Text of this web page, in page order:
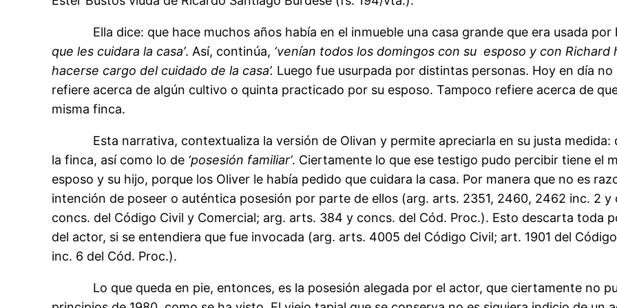
Ella dice: que hace muchos años había en el inmueble una casa grande que era usada por
que les cuidara la casa’. Así, continúa, ‘venían todos los domingos con su esposo y con
hacerse cargo del cuidado de la casa’. Luego fue usurpada por distintas personas. Hoy en día
refiere acerca de algún cultivo o quinta practicado por su esposo. Tampoco refiere acerca de
misma finca.
Esta narrativa, contextualiza la versión de Olivan y permite apreciarla en su justa medida:
la finca, así como lo de ‘posesión familiar’. Ciertamente lo que ese testigo pudo percibir tiene el
esposo y su hijo, porque los Oliver le había pedido que cuidara la casa. Por manera que no es
intención de poseer o auténtica posesión por parte de ellos (arg. arts. 2351, 2460, 2462 inc. 2 y
concs. del Código Civil y Comercial; arg. arts. 384 y concs. del Cód. Proc.). Esto descarta toda
del actor, si se entendiera que fue invocada (arg. arts. 4005 del Código Civil; art. 1901 del
inc. 6 del Cód. Proc.).
Lo que queda en pie, entonces, es la posesión alegada por el actor, que ciertamente no